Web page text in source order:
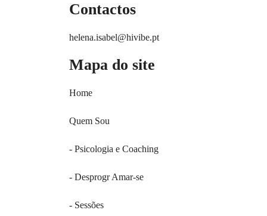
Contactos
helena.isabel@hivibe.pt
Mapa do site
Home
Quem Sou
- Psicologia e Coaching
- Desprogr Amar-se
- Sessões